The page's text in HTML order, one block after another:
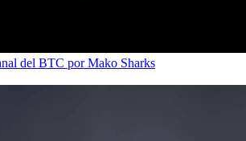
del BTC por Mako Sharks